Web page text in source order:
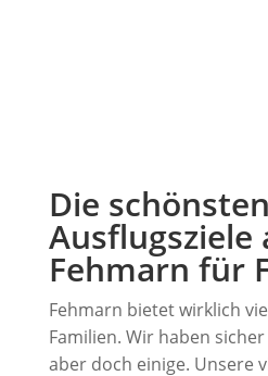
Die schönsten
Ausflugsziele
Fehmarn für
Fehmarn bietet wirklich
Familien. Wir haben
aber doch einige. Unsere